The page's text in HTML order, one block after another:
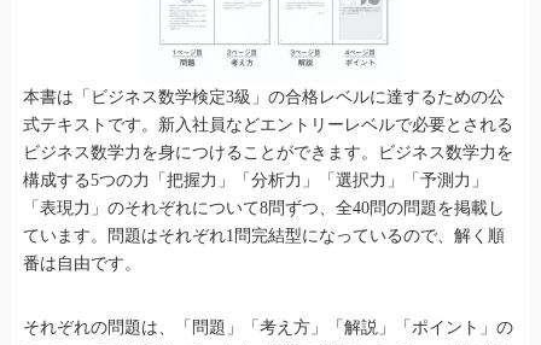
本書は「ビジネス数学検定3級」の合格レベルに達するための公
式テキストです。新入社員などエントリーレベルで必要とされる
ビジネス数学力を身につけることができます。ビジネス数学力を
構成する5つの力「把握力」「分析力」「選択力」「予測力」
「表現力」のそれぞれについて8問ずつ、全40問の問題を掲載し
ています。問題はそれぞれ1問完結型になっているので、解く順
番は自由です。
それぞれの問題は、「問題」「考え方」「解説」「ポイント」の